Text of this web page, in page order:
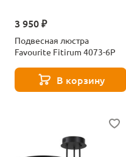
3 950 ₽
Подвесная люстра
Favourite Fitirum 4073-6P
В корзину